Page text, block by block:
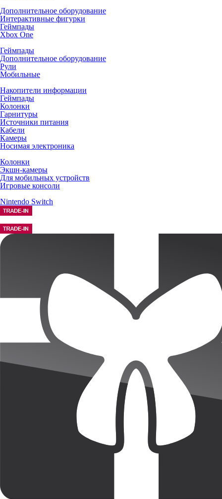
Дополнительное оборудование
Интерактивные фигурки
Геймпады
Xbox One
Геймпады
Дополнительное оборудование
Рули
Мобильные
Накопители информации
Геймпады
Колонки
Гарнитуры
Источники питания
Кабели
Камеры
Носимая электроника
Колонки
Экшн-камеры
Для мобильных устройств
Игровые консоли
Nintendo Switch